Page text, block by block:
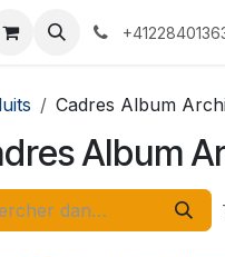
Services Contactez-
Cadres Album
Album